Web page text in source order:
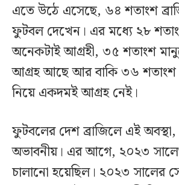
এতে উঠে এসেছে, ৬৪ শতাংশ
ফুটবল দেখেন। এর মধ্যে ২৮
অনেকটাই আগ্রহী, ৩৫ শতাংশ
আগ্রহ আছে আর বাকি ৩৬ শতাংশ
নিয়ে একদমই আগ্রহ নেই।
ফুটবলের দেশ ব্রাজিলে এই অবস্থা,
অভাবনীয়। এর আগে, ২০২৩
চালানো হয়েছিল। ২০২৩ সালের